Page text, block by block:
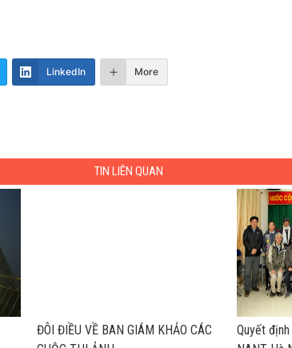
LinkedIn More
TIN LIÊN QUAN
ĐÔI ĐIỀU VỀ BAN GIÁM KHẢO CÁC
Quyết